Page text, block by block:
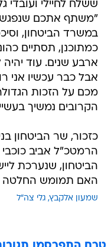
ששלח לחיילי ועובדי
"משתף אתכם
כמתוכנן, תסתיים
ארבע שנים. עוד יהיה
אבל כבר עכשיו אני
מכם על הזכות
הקרובים נמשיך
כזכור, שר הביטחון
הרמטכ"ל אביב
הביטחון, שנערכת
האם תמומש החלטה
שמעון אלקבץ גלי צה"ל